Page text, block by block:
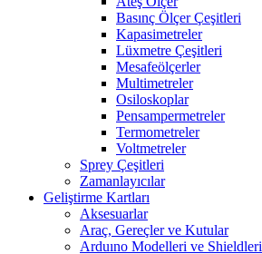
Basınç Ölçer Çeşitleri
Kapasimetreler
Lüxmetre Çeşitleri
Mesafeölçerler
Multimetreler
Osiloskoplar
Pensampermetreler
Termometreler
Voltmetreler
Sprey Çeşitleri
Zamanlayıcılar
Geliştirme Kartları
Aksesuarlar
Araç, Gereçler ve Kutular
Arduıno Modelleri ve Shieldleri